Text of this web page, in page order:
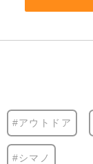
#アウトドア
#シマノ